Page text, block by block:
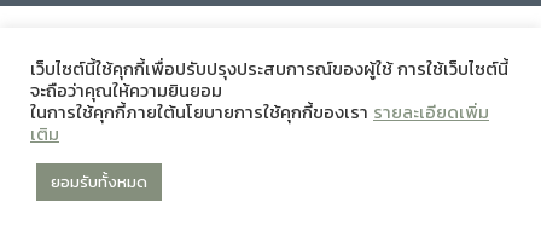
เว็บไซต์นี้ใช้คุกกี้เพื่อปรับปรุงประสบการณ์ของผู้ใช้ การใช้เว็บไซต์นี้
จะถือว่าคุณให้ความยินยอม
ในการใช้คุกกี้ภายใต้นโยบายการใช้คุกกี้ของเรา รายละเอียดเพิ่ม
เติม
ยอมรับทั้งหมด